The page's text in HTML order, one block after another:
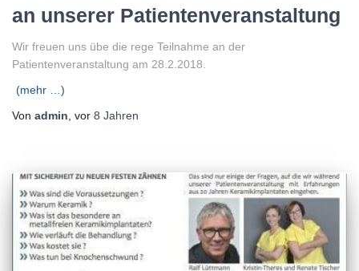
an unserer Patientenveranstaltung
Wir freuen uns übe die rege Teilnahme an der
Patientenveranstaltung am 28.2.2018.
(mehr …)
Von admin , vor 8 Jahren